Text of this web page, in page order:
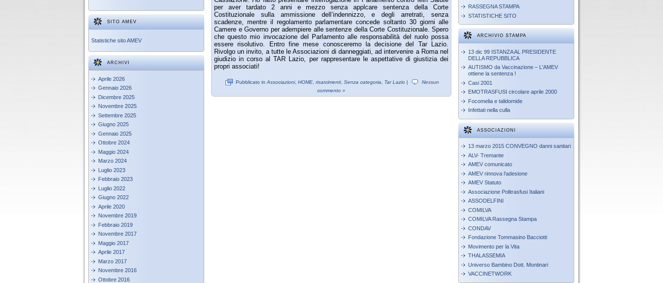
SITO AMEV
Statistiche sito AMEV
ARCHIVI
Aprile 2026
Gennaio 2026
Dicembre 2025
Novembre 2025
Settembre 2025
Giugno 2025
Gennaio 2025
Ottobre 2024
Maggio 2024
Marzo 2024
Luglio 2023
Febbraio 2023
Luglio 2022
Giugno 2022
Aprile 2020
Novembre 2019
Febbraio 2019
Novembre 2017
Maggio 2017
Aprile 2017
Marzo 2017
Novembre 2016
Ottobre 2016
per aver tardato 2 anni e mezzo senza applcare sentenza della Corte
Costituzionale sulla ammissione dell’indennizzo, e degli arretrati, senza
scadenze, mentre il regolamento parlamentare concede soltanto 30 giorni alle
Camere e Governo per adempiere alle sentenze della Corte Costituzionale. Spero
che questo mio invocazione del Parlamento alle responsabilità del ruolo possa
essere risolutivo. Entro fine mese conosceremo la decisione del Tar Lazio.
Rivolgo un invito, a tutte le Associazioni di danneggiati, ad intervenire a Roma nel
giudizio in corso al TAR Lazio, per rappresentare le aspettative di giustizia dei
propri associati!
Pubblicato in Associazioni, HOME risarcimenti, Senza categoria Tar Lazio |
Nessun
commento »
RASSEGNA STAMPA
STATISTICHE SITO
ARCHIVIO STAMPA
13 dic 99 ISTANZA AL PRESIDENTE
DELLA REPUBBLICA
AUTISMO da Vaccinazione – L'AMEV
ottiene la sentenza !
Casi 2001
EMOTRASFUSI circolare aprile 2000
Focomelia e talidomide
Infettati nella culla
ASSOCIAZIONI
13 marzo 2015 CONVEGNO danni sanitari
ALV- Tremante
AMEV comunicato
AMEV rinnova l'adesione
AMEV Statuto
Associazione Politrasfusi Italiani
ASSODELFINI
COMILVA
COMILVA Rassegna Stampa
CONDAV
Fondazione Tommasino Bacciotti
Movimento per la Vita
THALASSEMIA
Universo Bambino Dott. Montinari
VACCINETWORK